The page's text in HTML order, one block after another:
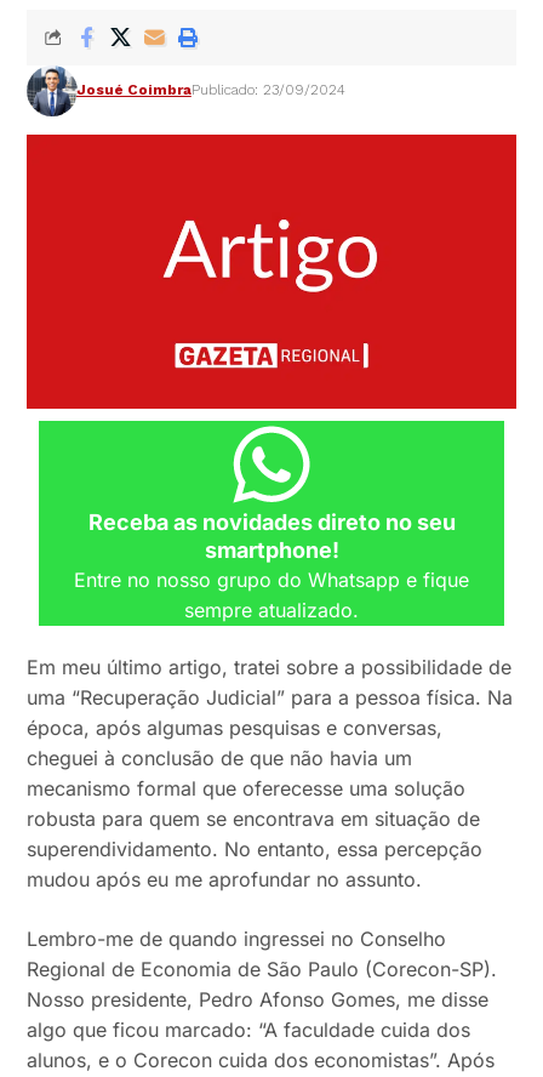
Josué CoimbraPublicado: 23/09/2024
Receba as novidades direto no seu
smartphone!
Entre no nosso grupo do Whatsapp e fique
sempre atualizado.
Em meu último artigo, tratei sobre a possibilidade de
uma “Recuperação Judicial” para a pessoa física. Na
época, após algumas pesquisas e conversas,
cheguei à conclusão de que não havia um
mecanismo formal que oferecesse uma solução
robusta para quem se encontrava em situação de
superendividamento. No entanto, essa percepção
mudou após eu me aprofundar no assunto.
Lembro-me de quando ingressei no Conselho
Regional de Economia de São Paulo (Corecon-SP).
Nosso presidente, Pedro Afonso Gomes, me disse
algo que ficou marcado: “A faculdade cuida dos
alunos, e o Corecon cuida dos economistas”. Após